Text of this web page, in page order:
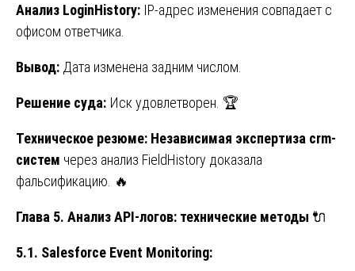
Анализ LoginHistory: IP-адрес изменения совпадает с
офисом ответчика.
Вывод: Дата изменена задним числом.
Решение суда: Иск удовлетворен. 🏆
Техническое резюме: Независимая экспертиза crm-
систем через анализ FieldHistory доказала
фальсификацию. 🔥
Глава 5. Анализ API-логов: технические методы 🔌
5.1. Salesforce Event Monitoring: